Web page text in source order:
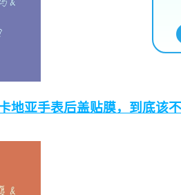
地亚手表后盖贴膜，到底该不